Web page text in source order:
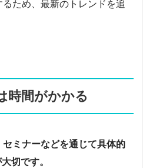
ため、最新のトレンドを追
時間がかかる
ミナーなどを通じて具体的
切です。